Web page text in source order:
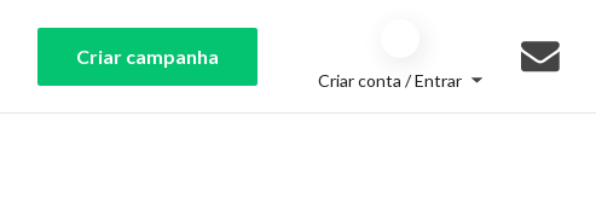
Criar campanha
Criar conta / Entrar